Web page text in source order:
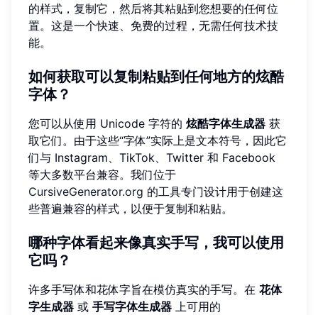
的样式，复制它，然后将其粘贴到您想要的任何位
置。这是一个快速、免费的过程，无需任何技术技
能。
如何获取可以复制粘贴到任何地方的炫酷
字体？
您可以从使用 Unicode 字符的 炫酷字体生成器 获
取它们。由于这些“字体”实际上是文本符号，因此它
们与 Instagram、TikTok、Twitter 和 Facebook
等大多数平台兼容。我们位于
CursiveGenerator.org 的工具专门设计用于创建这
些普遍兼容的样式，以便于复制和粘贴。
哪种字体看起来像真实手写，我可以使用
它吗？
许多手写体和花体字旨在模仿真实的手写。在 花体
字生成器 或 手写字体生成器 上可用的